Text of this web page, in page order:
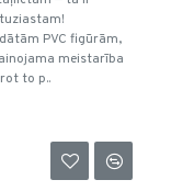
PVC figūrām,
meistarība
to p..